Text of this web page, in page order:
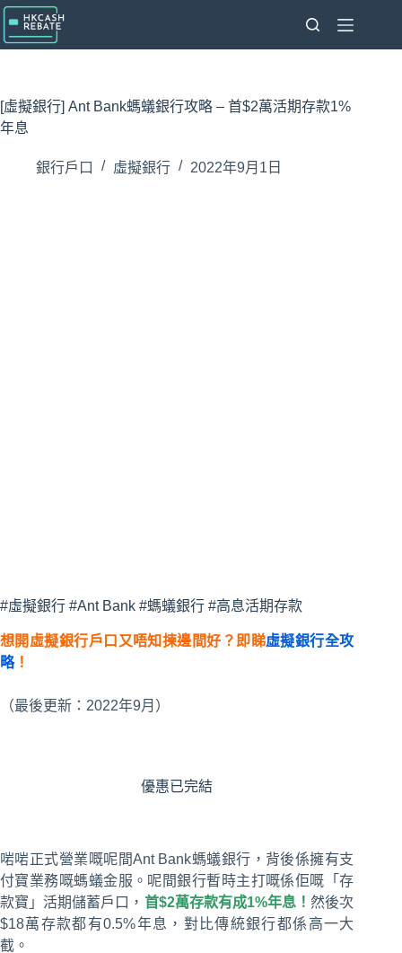
跳
至
主
內
容
[虛擬銀行] Ant Bank螞蟻銀行攻略 – 首$2萬活期存款1%
年息
銀行戶口 虛擬銀行 2022年9月1日
#虛擬銀行 #Ant Bank #螞蟻銀行 #高息活期存款
想開虛擬銀行戶口又唔知揀邊間好？即睇虛擬銀行全攻
略！
（最後更新：2022年9月）
優惠已完結
啱啱正式營業嘅呢間Ant Bank螞蟻銀行，背後係擁有支
付寶業務嘅螞蟻金服。呢間銀行暫時主打嘅係佢嘅「存
款寶」活期儲蓄戶口， 首$2萬存款有成1%年息！然後次
$18萬存款都有0.5%年息，對比傳統銀行都係高一大
截。